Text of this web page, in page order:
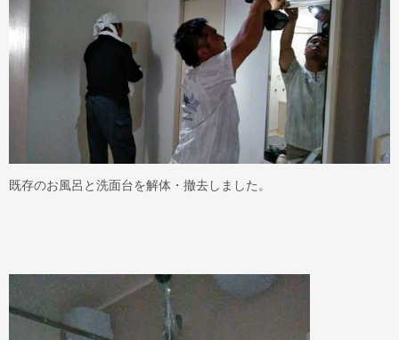
既存のお風呂と洗面台を解体・撤去しました。